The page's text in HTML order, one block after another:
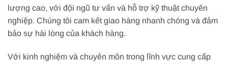
lượng cao, với đội ngũ tư vấn và hỗ trợ kỹ thuật chuyên
nghiệp. Chúng tôi cam kết giao hàng nhanh chóng và đảm
bảo sự hài lòng của khách hàng.
Với kinh nghiệm và chuyên môn trong lĩnh vực cung cấp